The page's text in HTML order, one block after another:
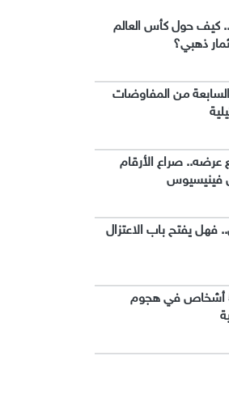
كيف حول كأس العالم
ذهبي؟
السابعة من المفاوضات
عرضه.. صراع الأرقام
فينيسيوس
فهل يفتح باب الاعتزال
روسيا: مقتل 5 أشخاص في هجوم